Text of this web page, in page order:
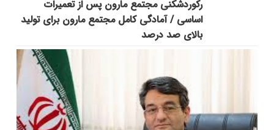
رکوردشکنی مجتمع مارون پس از تعمیرات
اساسی / آمادگی کامل مجتمع مارون برای تولید
بالای صد درصد